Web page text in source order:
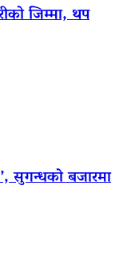
जिम्मा, थप
सुगन्धको बजारमा